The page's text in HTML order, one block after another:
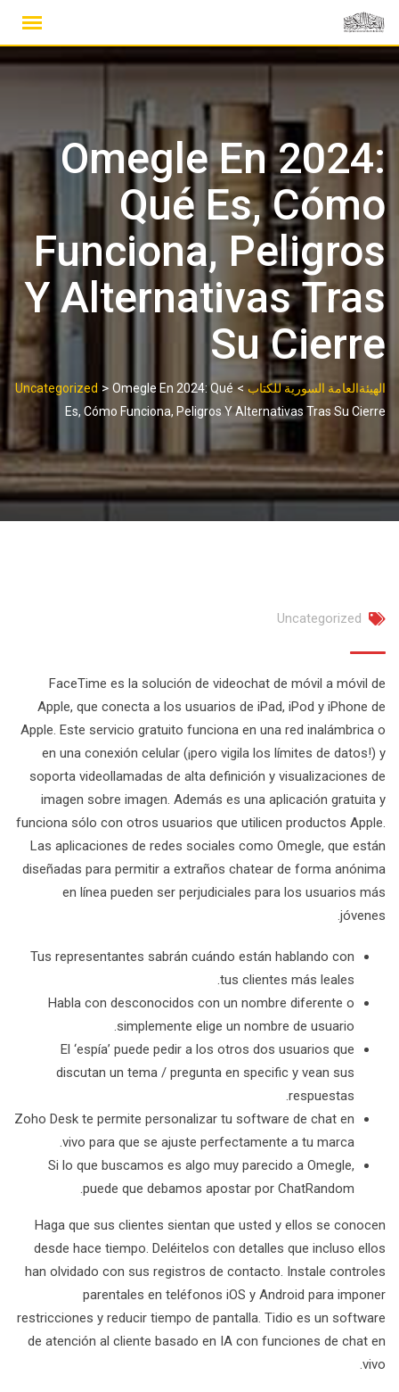
Omegle En 2024:
Qué Es, Cómo
Funciona, Peligros
Y Alternativas Tras
Su Cierre
الهيئةالعامة السورية للكتاب >
Uncategorized > Omegle En 2024: Qué
Es, Cómo Funciona, Peligros Y Alternativas Tras Su Cierre
Uncategorized
FaceTime es la solución de videochat de móvil a móvil de
Apple, que conecta a los usuarios de iPad, iPod y iPhone de
Apple. Este servicio gratuito funciona en una red inalámbrica o
en una conexión celular (¡pero vigila los límites de datos!) y
soporta videollamadas de alta definición y visualizaciones de
imagen sobre imagen. Además es una aplicación gratuita y
funciona sólo con otros usuarios que utilicen productos Apple.
Las aplicaciones de redes sociales como Omegle, que están
diseñadas para permitir a extraños chatear de forma anónima
en línea pueden ser perjudiciales para los usuarios más
jóvenes.
Tus representantes sabrán cuándo están hablando con
tus clientes más leales.
Habla con desconocidos con un nombre diferente o
simplemente elige un nombre de usuario.
El ‘espía’ puede pedir a los otros dos usuarios que
discutan un tema / pregunta en specific y vean sus
respuestas.
Zoho Desk te permite personalizar tu software de chat en
vivo para que se ajuste perfectamente a tu marca.
Si lo que buscamos es algo muy parecido a Omegle,
puede que debamos apostar por ChatRandom.
Haga que sus clientes sientan que usted y ellos se conocen
desde hace tiempo. Deléitelos con detalles que incluso ellos
han olvidado con sus registros de contacto. Instale controles
parentales en teléfonos iOS y Android para imponer
restricciones y reducir tiempo de pantalla. Tidio es un software
de atención al cliente basado en IA con funciones de chat en
vivo.